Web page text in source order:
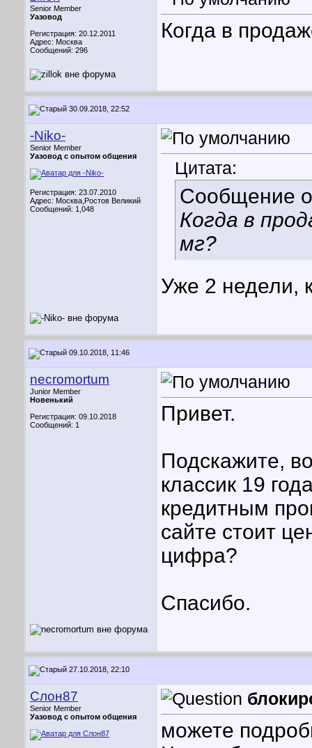
Senior Member
Уазовод
Регистрация: 20.12.2011
Адрес: Москва
Сообщений: 296
Когда в
30.09.2018, 22:52
-Niko-
Senior Member
Уазовод с опытом общения
Регистрация: 23.07.2010
Адрес: Москва,Ростов Великий
Сообщений: 1,048
Цитата:
Сообщение
Когда в
мг?
Уже 2 недели,
09.10.2018, 11:46
necromortum
Junior Member
Новенький
Регистрация: 09.10.2018
Сообщений: 1
Привет.
Подскажите,
классик 19
кредитным
сайте стоит
цифра?
Спасибо.
27.10.2018, 22:10
Слон87
Senior Member
Уазовод с опытом общения
можете